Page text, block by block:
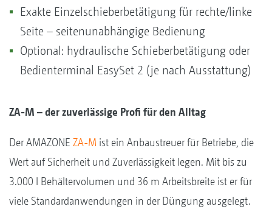
Exakte Einzelschieberbetätigung für rechte/linke
Seite – seitenunabhängige Bedienung
Optional: hydraulische Schieberbetätigung oder
Bedienterminal EasySet 2 (je nach Ausstattung)
ZA-M – der zuverlässige Profi für den Alltag
Der AMAZONE ZA-M ist ein Anbaustreuer für Betriebe, die
Wert auf Sicherheit und Zuverlässigkeit legen. Mit bis zu
3.000 l Behältervolumen und 36 m Arbeitsbreite ist er für
viele Standardanwendungen in der Düngung ausgelegt.